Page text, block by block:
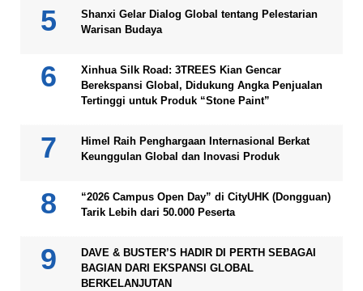
Shanxi Gelar Dialog Global tentang Pelestarian
Warisan Budaya
Xinhua Silk Road: 3TREES Kian Gencar
Berekspansi Global, Didukung Angka Penjualan
Tertinggi untuk Produk “Stone Paint”
Himel Raih Penghargaan Internasional Berkat
Keunggulan Global dan Inovasi Produk
“2026 Campus Open Day” di CityUHK (Dongguan)
Tarik Lebih dari 50.000 Peserta
DAVE & BUSTER’S HADIR DI PERTH SEBAGAI
BAGIAN DARI EKSPANSI GLOBAL
BERKELANJUTAN